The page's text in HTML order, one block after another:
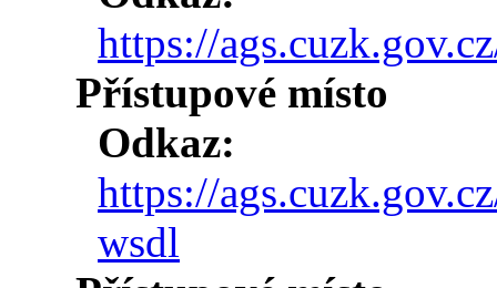
https://
Přístupové místo
Odkaz:
https://
wsdl